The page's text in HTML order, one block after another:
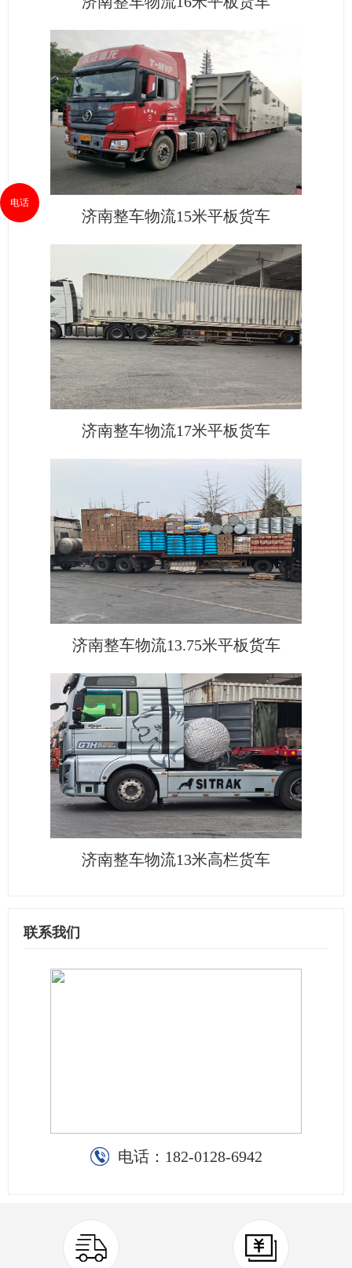
济南整车物流15米平板货车
济南整车物流17米平板货车
济南整车物流13.75米平板货车
济南整车物流13米高栏货车
联系我们
电话： 182-0128-6942
电话